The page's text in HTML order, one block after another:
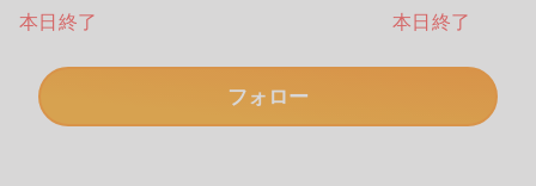
本日終了
本日終了
フォロー